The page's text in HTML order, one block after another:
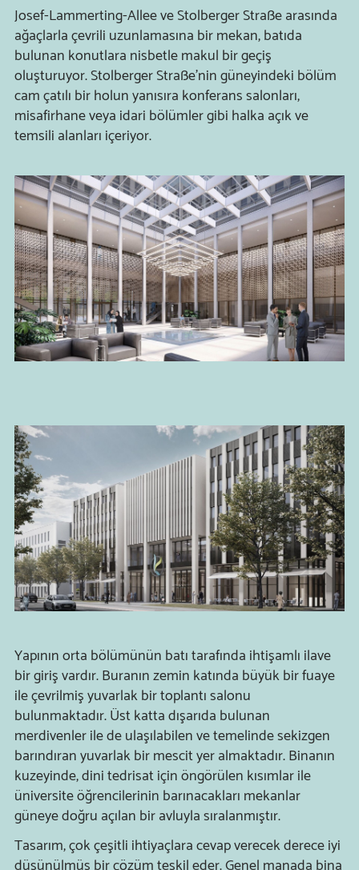
Josef-Lammerting-Allee ve Stolberger Straße arasında
ağaçlarla çevrili uzunlamasına bir mekan, batıda
bulunan konutlara nisbetlemakul bir geçiş
oluşturuyor.Stolberger Straße'nin güneyindeki bölüm
cam çatılı bir holun yanısıra konferans salonları,
misafirhane veya idari bölümler gibi halka açık ve
temsili alanları içeriyor.
Yapının orta bölümünün batı tarafında ihtişamlı ilave
bir giriş vardır. Buranın zemin katında büyük bir fuaye
ile çevrilmiş yuvarlak bir toplantı salonu
bulunmaktadır. Üst katta dışarıda bulunan
merdivenler ile de ulaşılabilen ve temelinde sekizgen
barındıran yuvarlak bir mescit yer almaktadır. Binanın
kuzeyinde, dini tedrisat için öngörülen kısımlar ile
üniversite öğrencilerinin barınacakları mekanlar
güneye doğru açılan bir avluyla sıralanmıştır.
Tasarım, çok çeşitli ihtiyaçlara cevap verecek derece iyi